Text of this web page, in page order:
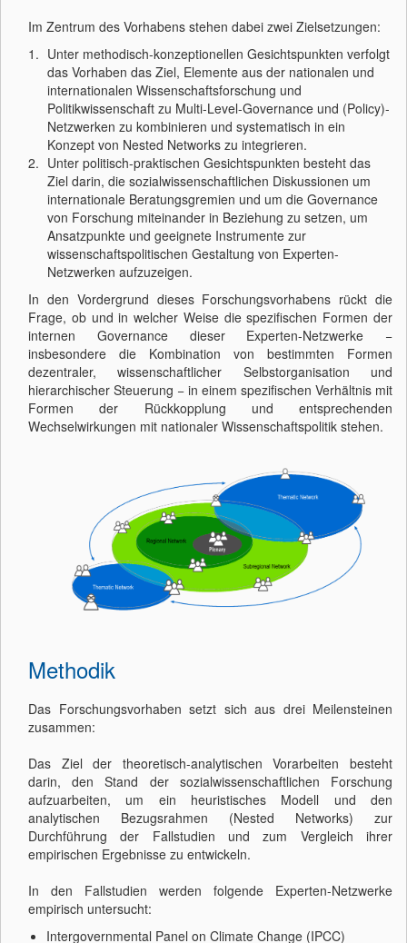
Im Zentrum des Vorhabens stehen dabei zwei Zielsetzungen:
Unter methodisch-konzeptionellen Gesichtspunkten verfolgt
das Vorhaben das Ziel, Elemente aus der nationalen und
internationalen Wissenschaftsforschung und
Politikwissenschaft zu Multi-Level-Governance und (Policy)-
Netzwerken zu kombinieren und systematisch in ein
Konzept von Nested Networks zu integrieren.
Unter politisch-praktischen Gesichtspunkten besteht das
Ziel darin, die sozialwissenschaftlichen Diskussionen um
internationale Beratungsgremien und um die Governance
von Forschung miteinander in Beziehung zu setzen, um
Ansatzpunkte und geeignete Instrumente zur
wissenschaftspolitischen Gestaltung von Experten-
Netzwerken aufzuzeigen.
In den Vordergrund dieses Forschungsvorhabens rückt die
Frage, ob und in welcher Weise die spezifischen Formen der
internen Governance dieser Experten-Netzwerke −
insbesondere die Kombination von bestimmten Formen
dezentraler, wissenschaftlicher Selbstorganisation und
hierarchischer Steuerung − in einem spezifischen Verhältnis mit
Formen der Rückkopplung und entsprechenden
Wechselwirkungen mit nationaler Wissenschaftspolitik stehen.
Methodik
Das Forschungsvorhaben setzt sich aus drei Meilensteinen
zusammen:
Das Ziel der theoretisch-analytischen Vorarbeiten besteht
darin, den Stand der sozialwissenschaftlichen Forschung
aufzuarbeiten, um ein heuristisches Modell und den
analytischen Bezugsrahmen (Nested Networks) zur
Durchführung der Fallstudien und zum Vergleich ihrer
empirischen Ergebnisse zu entwickeln.
In den Fallstudien werden folgende Experten-Netzwerke
empirisch untersucht:
Intergovernmental Panel on Climate Change (IPCC)